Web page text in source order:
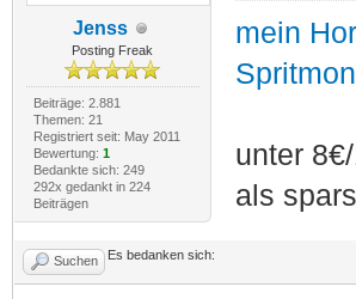
Jenss
Posting Freak
Beiträge: 2.881
Themen: 21
Registriert seit: May 2011
Bewertung: 1
Bedankte sich: 249
292x gedankt in 224
Beiträgen
mein
unter
als
Suchen Es bedanken sich: